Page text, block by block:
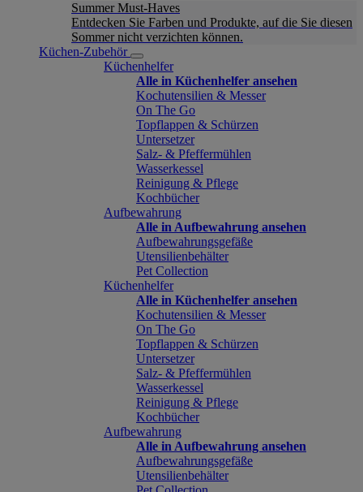
Summer Must-Haves
Entdecken Sie Farben und Produkte, auf die Sie diesen
Sommer nicht verzichten können.
Küchen-Zubehör
Küchenhelfer
Alle in Küchenhelfer ansehen
Kochutensilien & Messer
On The Go
Topflappen & Schürzen
Untersetzer
Salz- & Pfeffermühlen
Wasserkessel
Reinigung & Pflege
Kochbücher
Aufbewahrung
Alle in Aufbewahrung ansehen
Aufbewahrungsgefäße
Utensilienbehälter
Pet Collection
Küchenhelfer
Alle in Küchenhelfer ansehen
Kochutensilien & Messer
On The Go
Topflappen & Schürzen
Untersetzer
Salz- & Pfeffermühlen
Wasserkessel
Reinigung & Pflege
Kochbücher
Aufbewahrung
Alle in Aufbewahrung ansehen
Aufbewahrungsgefäße
Utensilienbehälter